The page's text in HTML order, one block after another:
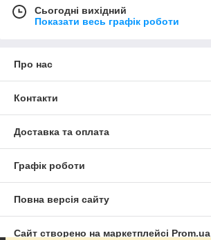
Сьогодні вихідний
Показати весь графік роботи
Про нас
Контакти
Доставка та оплата
Графік роботи
Повна версія сайту
Сайт створено на маркетплейсі Prom.ua